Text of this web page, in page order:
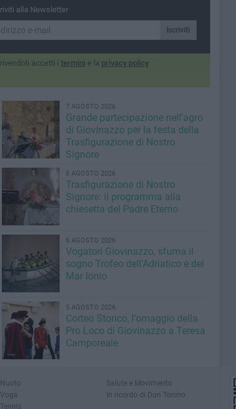
alla Newsletter
Iscriviti
accetti i termini e la privacy policy
7 AGOSTO 2026
Grande partecipazione nell'agro
di Giovinazzo per la festa della
Trasfigurazione di Nostro
Signore
6 AGOSTO 2026
Trasfigurazione di Nostro
Signore: il programma alla
chiesetta del Padre Eterno
6 AGOSTO 2026
Vogatori Giovinazzo, sfuma il
sogno Trofeo dell'Adriatico e del
Mar Ionio
5 AGOSTO 2026
Corteo Storico, l'omaggio della
Pro Loco di Giovinazzo a Teresa
Camporeale
Nuoto
Voga
Tennis
Salute e Movimento
In ricordo di Don Tonino